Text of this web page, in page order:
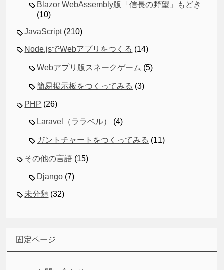
Blazor WebAssembly版「信長の野望」もどき
(10)
JavaScript(210)
Node.jsでWebアプリをつくる (14)
Webアプリ版スネークゲーム (5)
簡易掲示板をつくってみる (3)
PHP (26)
Laravel（ララベル） (4)
ガントチャートをつくってみる (11)
その他の言語 (15)
Django (7)
未分類 (32)
固定ページ